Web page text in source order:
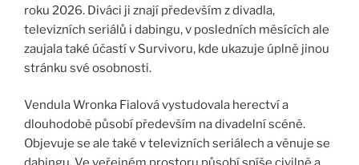
roku 2026. Diváci ji znají především z divadla,
televizních seriálů i dabingu, v posledních měsících ale
zaujala také účastí v Survivoru, kde ukazuje úplně jinou
stránku své osobnosti.
Vendula Wronka Fialová vystudovala herectví a
dlouhodobě působí především na divadelní scéně.
Objevuje se ale také v televizních seriálech a věnuje se